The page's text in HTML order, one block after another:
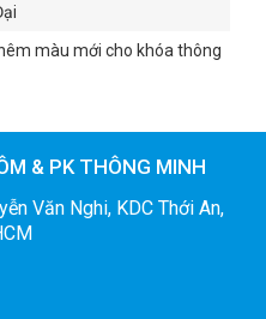
màu mới cho khóa thông
& PK THÔNG MINH
Văn Nghi, KDC Thới An,